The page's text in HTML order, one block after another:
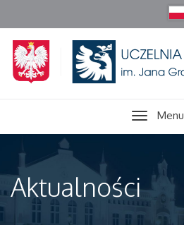
Menu
Aktualności